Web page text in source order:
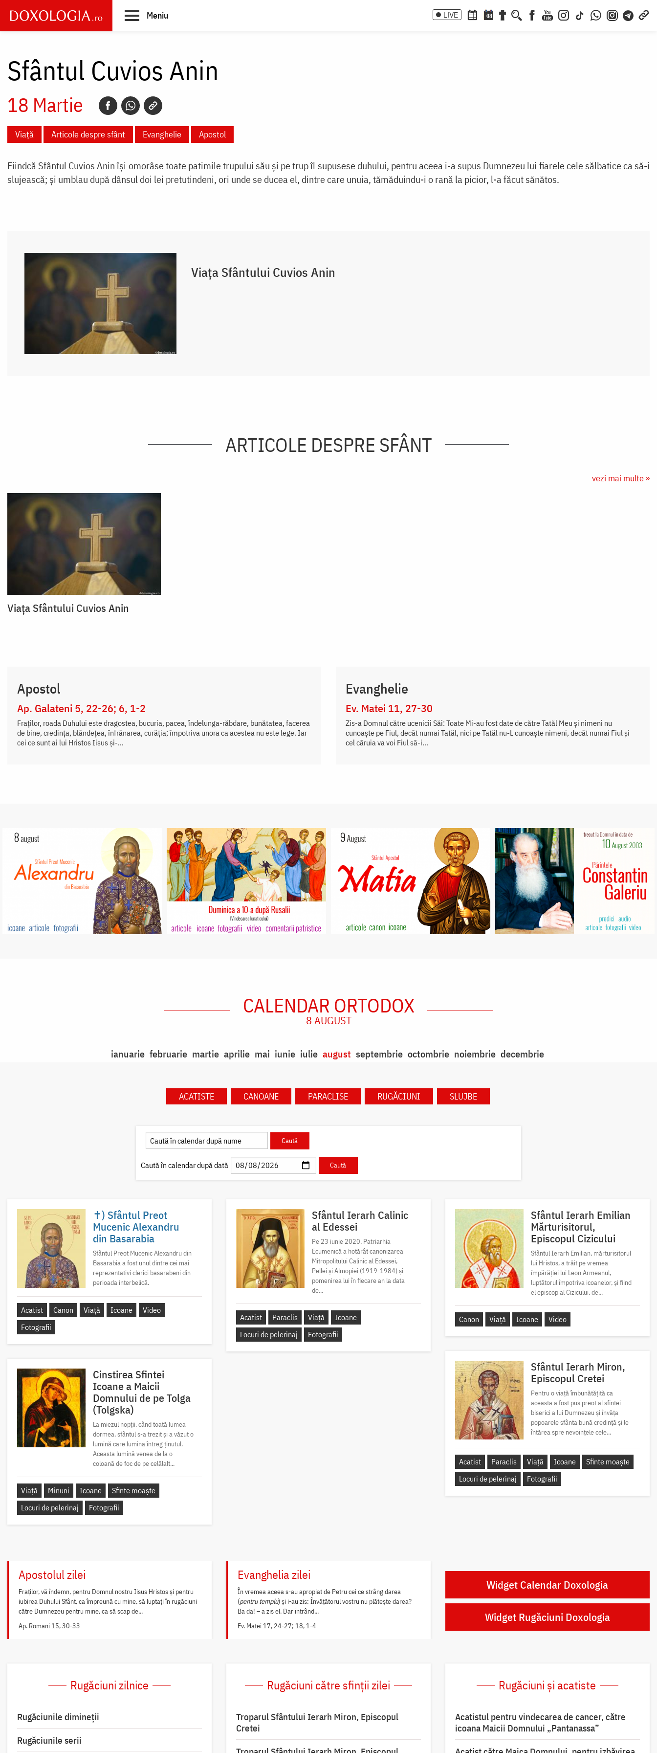
main
Meniu LIVE 08
Sfântul Cuvios Anin
18 Martie
Viață Articole despre sfânt Evanghelie Apostol
Fiindcă Sfântul Cuvios Anin își omorâse toate patimile trupului său și pe trup îl supusese duhului, pentru aceea i-a supus Dumnezeu lui fiarele cele sălbatice ca să-i
slujească; și umblau după dânsul doi lei pretutindeni, ori unde se ducea el, dintre care unuia, tămăduindu-i o rană la picior, l-a făcut sănătos.
Viața Sfântului Cuvios Anin
ARTICOLE DESPRE SFÂNT
vezi mai multe »
Viața Sfântului Cuvios Anin
Apostol
Ap. Galateni 5, 22-26; 6, 1-2
Fraților, roada Duhului este dragostea, bucuria, pacea, îndelunga-răbdare, bunătatea, facerea
de bine, credința, blândețea, înfrânarea, curăția; împotriva unora ca acestea nu este lege. Iar
cei ce sunt ai lui Hristos Iisus și-...
Evanghelie
Ev. Matei 11, 27-30
Zis-a Domnul către ucenicii Săi: Toate Mi-au fost date de către Tatăl Meu și nimeni nu
cunoaște pe Fiul, decât numai Tatăl, nici pe Tatăl nu-L cunoaște nimeni, decât numai Fiul și
cel căruia va voi Fiul să-i...
CALENDAR ORTODOX
8 AUGUST
ianuarie februarie martie aprilie mai iunie iulie august septembrie octombrie noiembrie decembrie
ACATISTE CANOANE PARACLISE RUGĂCIUNI SLUJBE
Caută în calendar după dată
✝) Sfântul Preot
Mucenic Alexandru
din Basarabia
Sfântul Preot Mucenic Alexandru din
Basarabia a fost unul dintre cei mai
reprezentativi clerici basarabeni din
perioada interbelică.
Acatist Canon Viață Icoane
Video
Fotografii
Sfântul Ierarh Calinic
al Edessei
Pe 23 iunie 2020, Patriarhia
Ecumenică a hotărât canonizarea
Mitropolitului Calinic al Edessei,
Pellei și Almopiei (1919-1984) și
pomenirea lui în fiecare an la data
de...
Acatist Paraclis Viață
Icoane
Locuri de pelerinaj
Fotografii
Sfântul Ierarh Emilian
Mărturisitorul,
Episcopul Cizicului
Sfântul Ierarh Emilian, mărturisitorul
lui Hristos, a trăit pe vremea
împărăției lui Leon Armeanul,
luptătorul împotriva icoanelor, și fiind
el episcop al Cizicului, de...
Canon Viață Icoane Video
Sfântul Ierarh Miron,
Episcopul Cretei
Pentru o viață îmbunătățită ca
aceasta a fost pus preot al sfintei
biserici a lui Dumnezeu și învăța
popoarele sfânta bună credință și le
întărea spre nevoințele cele...
Acatist Paraclis Viață Icoane
Sfinte moaște
Locuri de pelerinaj
Fotografii
Cinstirea Sfintei
Icoane a Maicii
Domnului de pe Tolga
(Tolgska)
La miezul nopții, când toată lumea
dormea, sfântul s-a trezit și a văzut o
lumină care lumina întreg ținutul.
Aceasta lumină venea de la o
coloană de foc de pe celălalt...
Viață Minuni Icoane
Sfinte moaște
Locuri de pelerinaj
Fotografii
Apostolul zilei
Fraților, vă îndemn, pentru Domnul nostru Iisus Hristos și pentru
iubirea Duhului Sfânt, ca împreună cu mine, să luptați în rugăciuni
către Dumnezeu pentru mine, ca să scap de...
Ap. Romani 15, 30-33
Evanghelia zilei
În vremea aceea s-au apropiat de Petru cei ce strâng darea
(pentru templu) și i-au zis: Învățătorul vostru nu plătește darea?
Ba da! – a zis el. Dar intrând...
Ev. Matei 17, 24-27; 18, 1-4
Widget Calendar Doxologia
Widget Rugăciuni Doxologia
Rugăciuni zilnice
Rugăciunile dimineții
Rugăciunile serii
Rugăciuni către sfinții zilei
Troparul Sfântului Ierarh Miron, Episcopul
Cretei
Rugăciuni și acatiste
Acatistul pentru vindecarea de cancer, către
icoana Maicii Domnului „Pantanassa”